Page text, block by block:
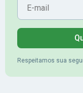
Respeitamos sua